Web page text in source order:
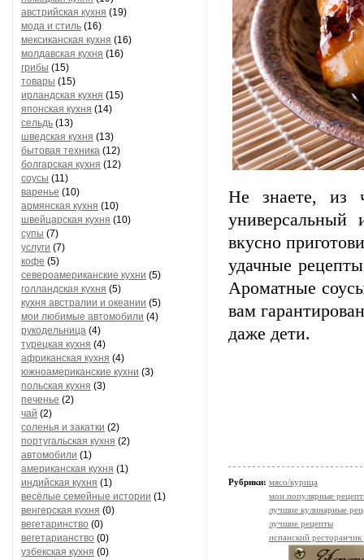
австрийская кухня (19)
мода и стиль (16)
мексиканская кухня (16)
молдавская кухня (16)
грибы (15)
товары (15)
ирландская кухня (15)
японская кухня (14)
сельдь (13)
шведская кухня (13)
бытовая техника (12)
болгарская кухня (12)
соусы (11)
варенье (10)
армянская кухня (10)
швейцарская кухня (10)
супы (7)
услуги (7)
кофе (5)
североамериканские кухни (5)
голландская кухня (5)
кухня австралии и океании (5)
мои любимые автомобили (4)
рукодельница (4)
турецкая кухня (4)
африканская кухня (4)
южноамериканские кухни (3)
польская кухня (3)
печенье (2)
чай (2)
соленья и закатки (2)
португальская кухня (2)
автомобили (1)
американская кухня (1)
индийская кухня (1)
весёлые семейные истории (1)
венгерская кухня (0)
вегетаринство (0)
вегетарианство (0)
узбекская кухня (0)
Не знаете, из
вкусно
удачные
Ароматные
вам
даже дети.
Рубрики: мясо/курица
мои популярные
лучшие кулинарные
лучшие рецепты
испанский